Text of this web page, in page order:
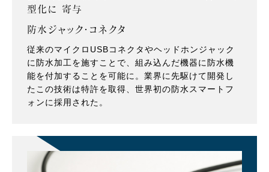
型化に 寄与
防水ジャック・コネクタ
従来のマイクロUSBコネクタやヘッドホンジャック
に防水加工を施すことで、組み込んだ機器に防水機
能を付加することを可能に。業界に先駆けて開発し
たこの技術は特許を取得、世界初の防水スマートフ
ォンに採用された。